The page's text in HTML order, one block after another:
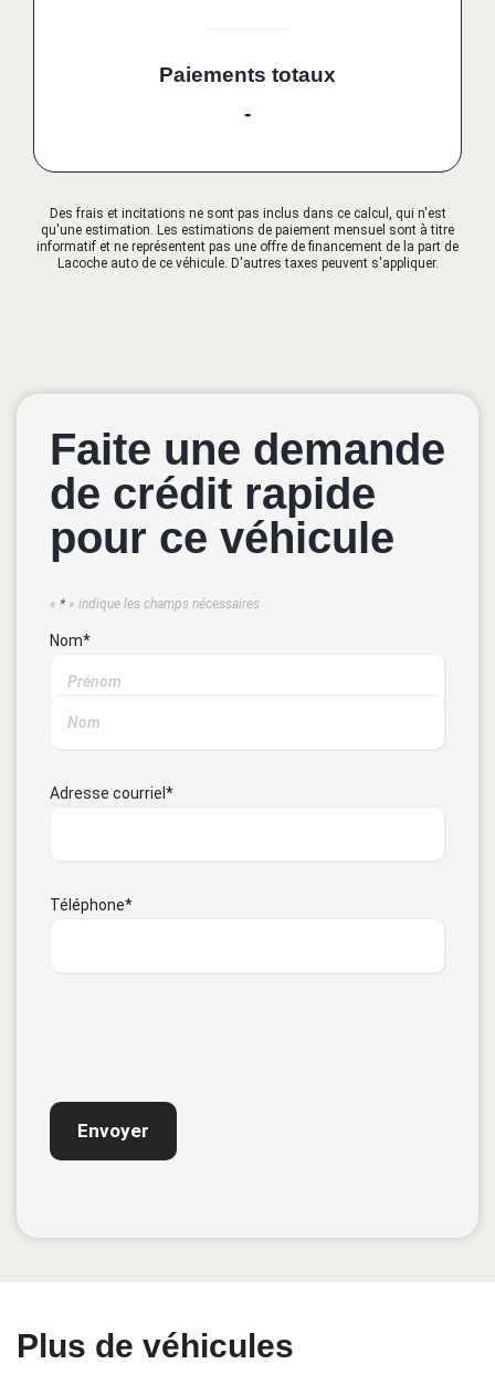
Paiements totaux
-
Des frais et incitations ne sont pas inclus dans ce calcul, qui n'est
qu'une estimation. Les estimations de paiement mensuel sont à titre
informatif et ne représentent pas une offre de financement de la part de
Lacoche auto de ce véhicule. D'autres taxes peuvent s'appliquer.
Faite une demande
de crédit rapide
pour ce véhicule
« *» indique les champs nécessaires
Nom*
Adresse courriel *
Téléphone*
Plus de véhicules